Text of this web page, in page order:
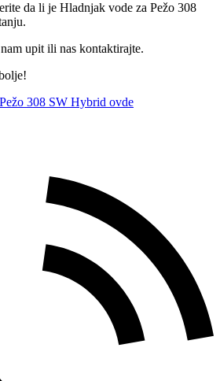
da li je Hladnjak vode za Pežo 308
upit ili nas kontaktirajte.
308 SW Hybrid ovde